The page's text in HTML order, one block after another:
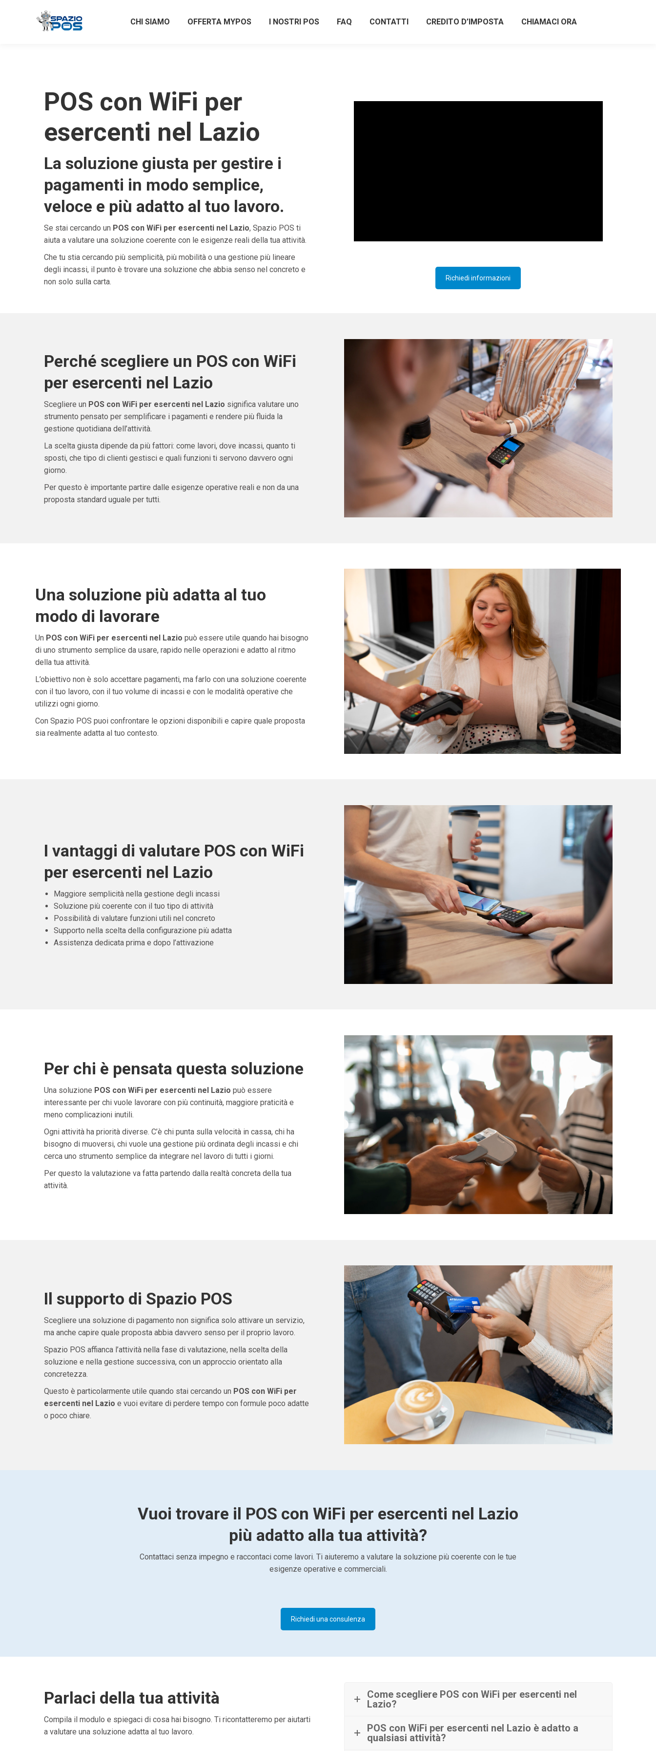
CHI SIAMO OFFERTA MYPOS I NOSTRI POS FAQ CONTATTI CREDITO D’IMPOSTA CHIAMACI ORA
POS con WiFi per
esercenti nel Lazio
La soluzione giusta per gestire i
pagamenti in modo semplice,
veloce e più adatto al tuo lavoro.
Se stai cercando un POS con WiFi per esercenti nel Lazio, Spazio POS ti
aiuta a valutare una soluzione coerente con le esigenze reali della tua attività.
Che tu stia cercando più semplicità, più mobilità o una gestione più lineare
degli incassi, il punto è trovare una soluzione che abbia senso nel concreto e
non solo sulla carta.
Richiedi informazioni
Perché scegliere un POS con WiFi
per esercenti nel Lazio
Scegliere un POS con WiFi per esercenti nel Lazio significa valutare uno
strumento pensato per semplificare i pagamenti e rendere più fluida la
gestione quotidiana dell’attività.
La scelta giusta dipende da più fattori: come lavori, dove incassi, quanto ti
sposti, che tipo di clienti gestisci e quali funzioni ti servono davvero ogni
giorno.
Per questo è importante partire dalle esigenze operative reali e non da una
proposta standard uguale per tutti.
Una soluzione più adatta al tuo
modo di lavorare
Un POS con WiFi per esercenti nel Lazio può essere utile quando hai bisogno
di uno strumento semplice da usare, rapido nelle operazioni e adatto al ritmo
della tua attività.
L’obiettivo non è solo accettare pagamenti, ma farlo con una soluzione coerente
con il tuo lavoro, con il tuo volume di incassi e con le modalità operative che
utilizzi ogni giorno.
Con Spazio POS puoi confrontare le opzioni disponibili e capire quale proposta
sia realmente adatta al tuo contesto.
I vantaggi di valutare POS con WiFi
per esercenti nel Lazio
Maggiore semplicità nella gestione degli incassi
Soluzione più coerente con il tuo tipo di attività
Possibilità di valutare funzioni utili nel concreto
Supporto nella scelta della configurazione più adatta
Assistenza dedicata prima e dopo l’attivazione
Per chi è pensata questa soluzione
Una soluzione POS con WiFi per esercenti nel Lazio può essere
interessante per chi vuole lavorare con più continuità, maggiore praticità e
meno complicazioni inutili.
Ogni attività ha priorità diverse. C’è chi punta sulla velocità in cassa, chi ha
bisogno di muoversi, chi vuole una gestione più ordinata degli incassi e chi
cerca uno strumento semplice da integrare nel lavoro di tutti i giorni.
Per questo la valutazione va fatta partendo dalla realtà concreta della tua
attività.
Il supporto di Spazio POS
Scegliere una soluzione di pagamento non significa solo attivare un servizio,
ma anche capire quale proposta abbia davvero senso per il proprio lavoro.
Spazio POS affianca l’attività nella fase di valutazione, nella scelta della
soluzione e nella gestione successiva, con un approccio orientato alla
concretezza.
Questo è particolarmente utile quando stai cercando un POS con WiFi per
esercenti nel Lazio e vuoi evitare di perdere tempo con formule poco adatte
o poco chiare.
Vuoi trovare il POS con WiFi per esercenti nel Lazio
più adatto alla tua attività?
Contattaci senza impegno e raccontaci come lavori. Ti aiuteremo a valutare la soluzione più coerente con le tue
esigenze operative e commerciali.
Richiedi una consulenza
Parlaci della tua attività
Compila il modulo e spiegaci di cosa hai bisogno. Ti ricontatteremo per aiutarti
a valutare una soluzione adatta al tuo lavoro.
Come scegliere POS con WiFi per esercenti nel
Lazio?
POS con WiFi per esercenti nel Lazio è adatto a
qualsiasi attività?